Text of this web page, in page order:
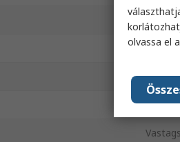
Anyag
Belső
Külső
Szín
olvassa el a